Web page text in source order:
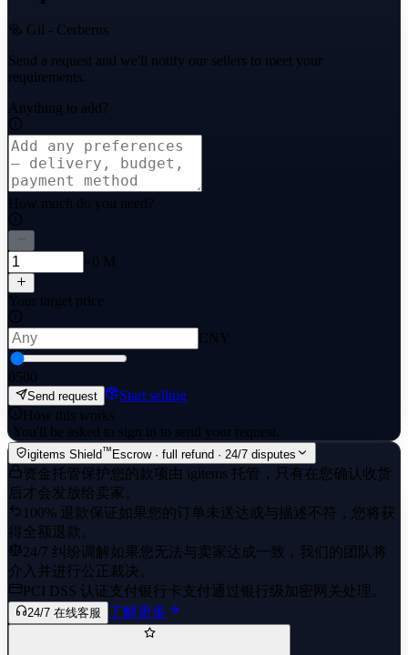
🥯 Gil - Cerberus
Send a request and we'll notify our sellers to meet your
requirements.
Anything to add?
How much do you need?
×0 M
Your target price
CNY
0500
Send request
Start selling
How this works
·You'll be asked to sign in to send your request.
igitems Shield™ Escrow · full refund · 24/7 disputes
资金托管保护您的款项由 igitems 托管，只有在您确认收货
后才会发放给卖家。
100% 退款保证如果您的订单未送达或与描述不符，您将获
得全额退款。
24/7 纠纷调解如果您无法与卖家达成一致，我们的团队将
介入并进行公正裁决。
PCI DSS 认证支付 银行卡支付通过银行级加密网关处理。
24/7 在线客服 了解更多